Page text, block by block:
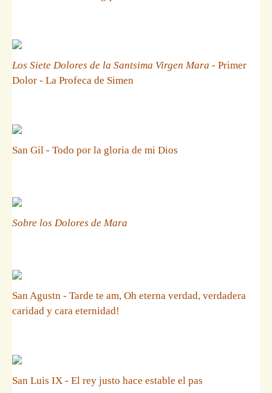
Los Siete Dolores de la Santsima Virgen Mara - Primer
Dolor - La Profeca de Simen
San Gil - Todo por la gloria de mi Dios
Sobre los Dolores de Mara
San Agustn - Tarde te am, Oh eterna verdad, verdadera
caridad y cara eternidad!
San Luis IX - El rey justo hace estable el pas